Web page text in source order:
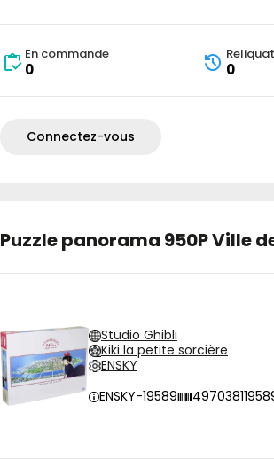
En commande
0 0
Connectez-vous
Puzzle panorama 950P Ville
Studio Ghibli
Kiki la petite sorcière
ENSKY
ENSKY-19589